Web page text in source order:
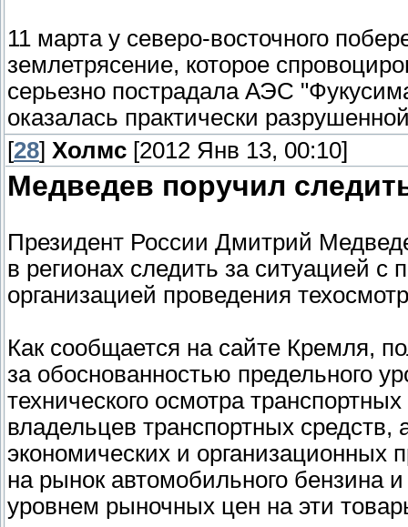
11 марта у северо-восточного
землетрясение, которое
серьезно пострадала АЭС
оказалась практически
[28] Холмс [2012 Янв 13, 00:10]
Медведев поручил
Президент России Дмитрий
в регионах следить за ситуацией с
организацией проведения
Как сообщается на сайте Кремля,
за обоснованностью предельного
технического осмотра
владельцев транспортных
экономических и организационных
на рынок автомобильного бензина
уровнем рыночных цен на эти